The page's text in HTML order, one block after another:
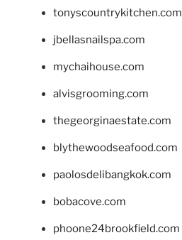
tonyscountrykitchen.com
jbellasnailspa.com
mychaihouse.com
alvisgrooming.com
thegeorginaestate.com
blythewoodseafood.com
paolosdelibangkok.com
bobacove.com
phoone24brookfield.com